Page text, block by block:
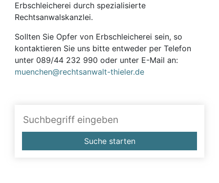
Erbschleicherei durch spezialisierte
Rechtsanwalskanzlei.
Sollten Sie Opfer von Erbschleicherei sein, so
kontaktieren Sie uns bitte entweder per Telefon
unter 089/44 232 990 oder unter E-Mail an:
muenchen@rechtsanwalt-thieler.de
Suche starten